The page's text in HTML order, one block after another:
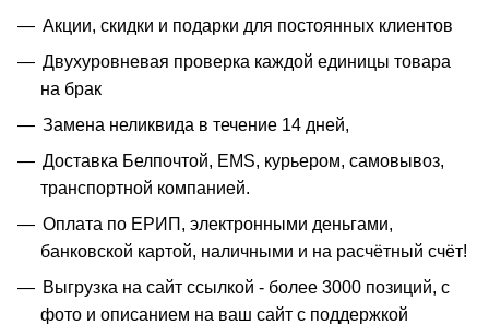
Акции, скидки и подарки для постоянных клиентов
Двухуровневая проверка каждой единицы товара
на брак
Замена неликвида в течение 14 дней,
Доставка Белпочтой, EMS, курьером, самовывоз,
транспортной компанией.
Оплата по ЕРИП, электронными деньгами,
банковской картой, наличными и на расчётный счёт!
Выгрузка на сайт ссылкой - более 3000 позиций, с
фото и описанием на ваш сайт с поддержкой